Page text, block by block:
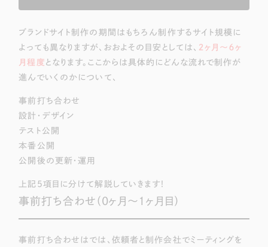
ブランドサイト制作の期間はもちろん制作するサイト規模に
よっても異なりますが、おおよその目安としては、 ２ヶ月〜６ヶ
月程度 となります。ここからは具体的にどんな流れで制作が
進んでいくのかについて、
事前打ち合わせ
設計・デザイン
テスト公開
本番公開
公開後の更新・運用
上記5項目に分けて解説していきます！
事前打ち合わせ（0ヶ月〜1ヶ月目）
事前打ち合わせはでは、依頼者と制作会社でミーティングを